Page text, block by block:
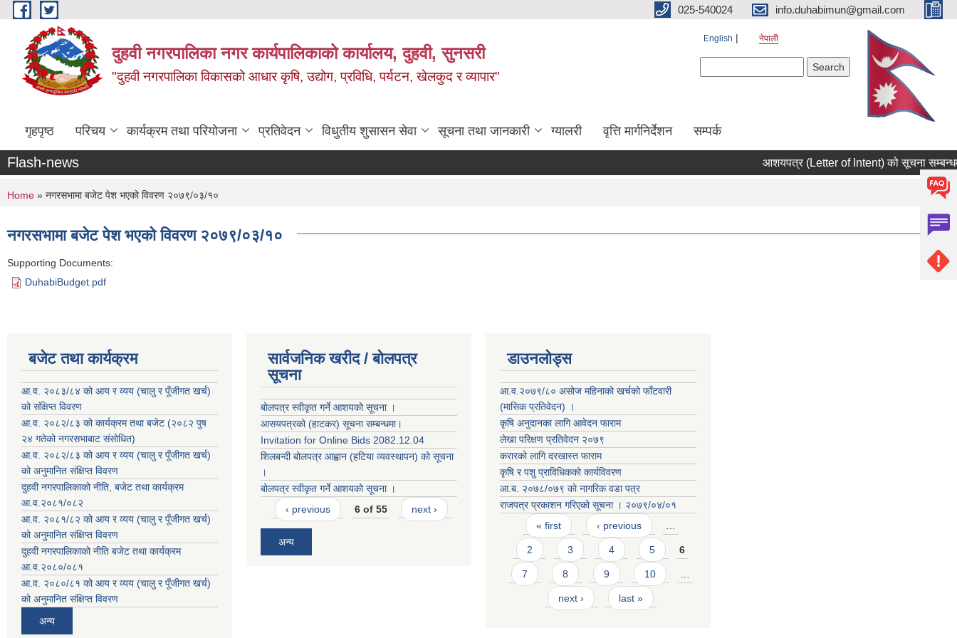
Skip to main content 025-540024 info.duhabimun@gmail.com
दुहवी नगरपालिका नगर कार्यपालिकाको कार्यालय, दुहवी, सुनसरी
"दुहवी नगरपालिका विकासको आधार कृषि, उद्योग, प्रविधि, पर्यटन, खेलकुद र व्यापार"
English नेपाली
गृहपृष्ठ परिचय कार्यक्रम तथा परियोजना प्रतिवेदन विधुतीय शुसासन सेवा सूचना तथा जानकारी ग्यालरी वृत्ति मार्गनिर्देशन सम्पर्क
Flash-news आशयपत्र (Letter of Intent) को सूचना
You are here
Home » नगरसभामा बजेट पेश भएको विवरण २०७९/०३/१०
नगरसभामा बजेट पेश भएको विवरण २०७९/०३/१०
Supporting Documents:
DuhabiBudget.pdf
बजेट तथा कार्यक्रम
आ.व. २०८३/८४ को आय र व्यय (चालु र पूँजीगत खर्च)
को संक्षिप्त विवरण
आ.व. २०८२/८३ को कार्यक्रम तथा बजेट (२०८२ पुष
२४ गतेको नगरसभाबाट संसोधित)
आ.व. २०८२/८३ को आय र व्यय (चालु र पूँजीगत खर्च)
को अनुमानित संक्षिप्त विवरण
दुहवी नगरपालिकाको नीति, बजेट तथा कार्यक्रम
आ.व.२०८१/०८२
आ.व. २०८१/८२ को आय र व्यय (चालु र पूँजीगत खर्च)
को अनुमानित संक्षिप्त विवरण
दुहवी नगरपालिकाको नीति बजेट तथा कार्यक्रम
आ.व.२०८०/०८१
आ.व. २०८०/८१ को आय र व्यय (चालु र पूँजीगत खर्च)
को अनुमानित संक्षिप्त विवरण
अन्य
सार्वजनिक खरीद / बोलपत्र
सूचना
बोलपत्र स्वीकृत गर्ने आशयको सूचना ।
आसयपत्रको (हाटकर) सूचना सम्बन्धमा।
Invitation for Online Bids 2082.12.04
शिलबन्दी बोलपत्र आह्वान (हटिया व्यवस्थापन) को सूचना
।
बोलपत्र स्वीकृत गर्ने आशयको सूचना ।
‹ previous
6 of 55 next ›
अन्य
डाउनलोड्स
आ.व.२०७९/८० असोज महिनाको खर्चको फाँटवारी
(मासिक प्रतिवेदन) ।
कृषि अनुदानका लागि आवेदन फाराम
लेखा परिक्षण प्रतिवेदन २०७९
करारको लाग‍ि दरखास्त फाराम
कृषि र पशु प्राविधिकको कार्यविवरण
आ.ब. २०७८/०७९ काे नागरिक वडा पत्र
राजपत्र प्रकाशन गरिएको सूचना । २०७९/०४/०१
Pages
« first ‹ previous
2 3 4 5 6
7 8 9 10
next › last »